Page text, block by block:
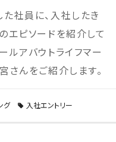
社員に、入社したき
エピソードを紹介して
ルアバウトライフマー
さんをご紹介します。
グ 入社エントリー